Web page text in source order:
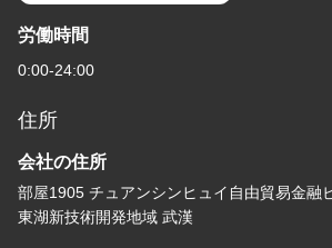
労働時間
0:00-24:00
住所
会社の住所
部屋1905 チュアンシンヒュイ自由貿易金融
東湖新技術開発地域 武漢